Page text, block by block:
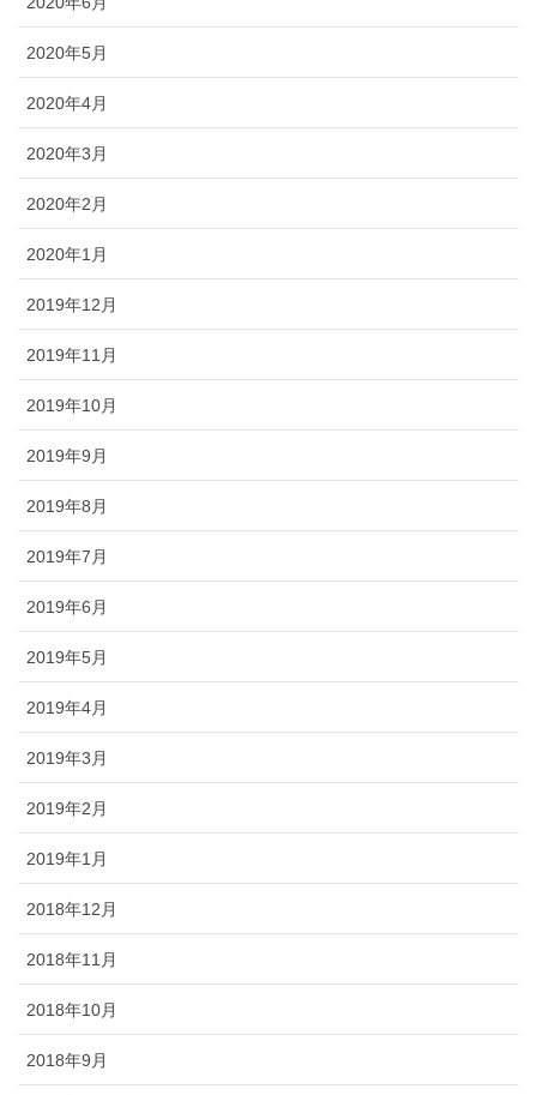
2020年5月
2020年4月
2020年3月
2020年2月
2020年1月
2019年12月
2019年11月
2019年10月
2019年9月
2019年8月
2019年7月
2019年6月
2019年5月
2019年4月
2019年3月
2019年2月
2019年1月
2018年12月
2018年11月
2018年10月
2018年9月